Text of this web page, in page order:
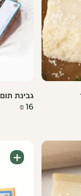
גבינת תום
₪16
+